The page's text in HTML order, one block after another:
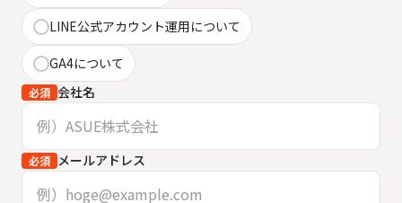
LINE公式アカウント運用について
GA4について
必須 会社名
必須 メールアドレス